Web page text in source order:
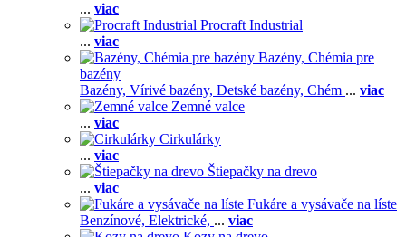
... viac
Procraft Industrial
... viac
Bazény, Chémia pre
bazény
Bazény, Vírivé bazény, Detské bazény, Chém ... viac
Zemné valce
... viac
Cirkulárky
... viac
Štiepačky na drevo
... viac
Fukáre a vysávače na líste
Benzínové, Elektrické, ... viac